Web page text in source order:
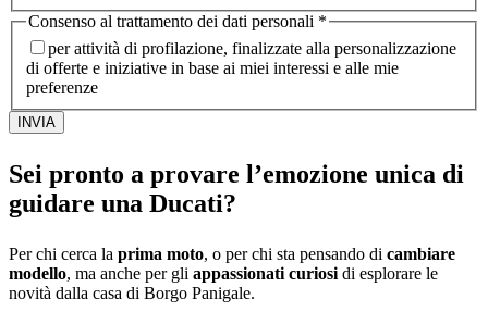
Consenso al trattamento dei dati personali *
per attività di profilazione, finalizzate alla personalizzazione
di offerte e iniziative in base ai miei interessi e alle mie
preferenze
INVIA
Sei pronto a provare l’emozione unica di
guidare una Ducati?
Per chi cerca la prima moto, o per chi sta pensando di cambiare
modello, ma anche per gli appassionati curiosi di esplorare le
novità dalla casa di Borgo Panigale.